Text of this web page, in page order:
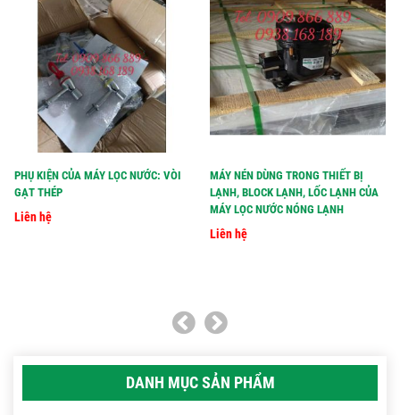
PHỤ KIỆN CỦA MÁY LỌC NƯỚC: VÒI
GẠT THÉP
Liên hệ
MÁY NÉN DÙNG TRONG THIẾT BỊ
LẠNH, BLOCK LẠNH, LỐC LẠNH CỦA
MÁY LỌC NƯỚC NÓNG LẠNH
Liên hệ
DANH MỤC SẢN PHẨM